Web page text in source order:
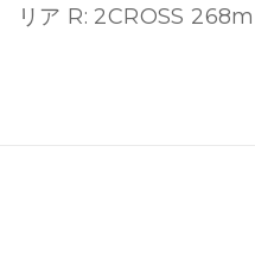
リア R: 2CROSS